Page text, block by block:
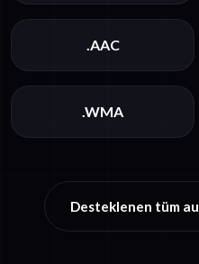
.AAC
.WMA
Desteklenen tüm